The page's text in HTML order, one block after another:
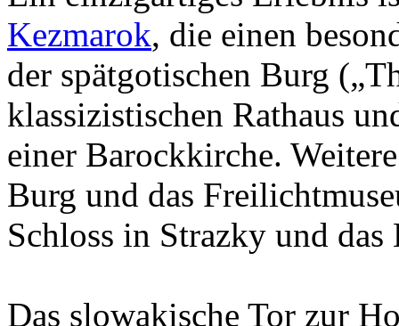
Kezmarok, die einen
der spätgotischen Burg
klassizistischen Rathaus
einer Barockkirche.
Burg und das
Schloss in Strazky und
Das slowakische Tor zur